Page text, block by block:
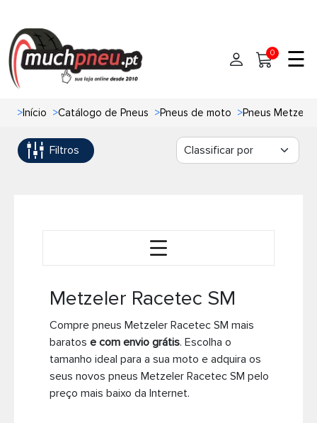
Início
Pneus
Pneus de Van
Pneus de caminhão
Contato
0 ☰
>Início >Catálogo de Pneus >Pneus de moto >Pneus Metzeler
Filtros
Metzeler Racetec SM
Compre pneus Metzeler Racetec SM mais
baratos e com envio grátis. Escolha o
tamanho ideal para a sua moto e adquira os
seus novos pneus Metzeler Racetec SM pelo
preço mais baixo da Internet.